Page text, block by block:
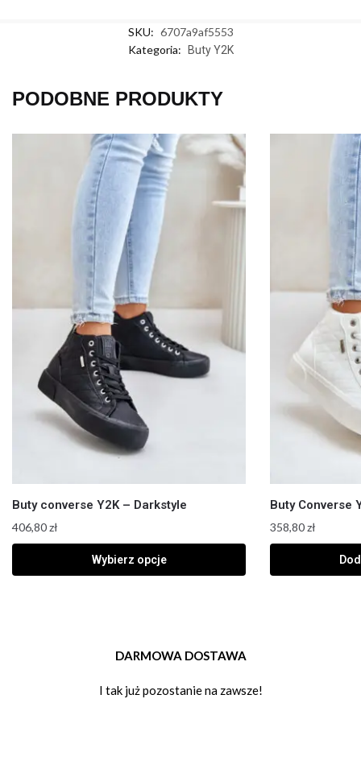
SKU: 6707a9af5553
Kategoria:
Buty Y2K
PODOBNE PRODUKTY
Buty converse Y2K – Darkstyle
406,80zł
Wybierz opcje
Buty Converse
358,80zł
DARMOWA DOSTAWA
I tak już pozostanie na zawsze!